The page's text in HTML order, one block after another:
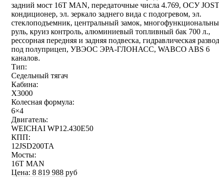
задний мост 16T MAN, передаточные числа 4.769, ОСУ
кондиционер, эл. зеркало заднего вида с подогревом, эл.
стеклоподъемник, центральный замок,
руль, круиз контроль, алюминиевый топливный бак 700 л.,
рессорная передняя и задняя подвеска, гидравлическая
под полуприцеп, УВЭОС ЭРА-ГЛОНАСС, WABCO ABS 6
каналов.
Тип:
Седельный тягач
Кабина:
X3000
Колесная формула:
6×4
Двигатель:
WEICHAI WP12.430E50
КПП:
12JSD200TA
Мосты:
16T MAN
Цена: 8 819 988 руб